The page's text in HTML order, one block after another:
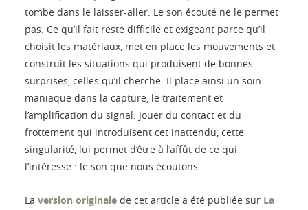
tombe dans le laisser-aller. Le son écouté ne le permet
pas. Ce qu’il fait reste difficile et exigeant parce qu’il
choisit les matériaux, met en place les mouvements et
construit les situations qui produisent de bonnes
surprises, celles qu’il cherche. Il place ainsi un soin
maniaque dans la capture, le traitement et
l’amplification du signal. Jouer du contact et du
frottement qui introduisent cet inattendu, cette
singularité, lui permet d’être à l’affût de ce qui
l’intéresse : le son que nous écoutons.
La version originale de cet article a été publiée sur La